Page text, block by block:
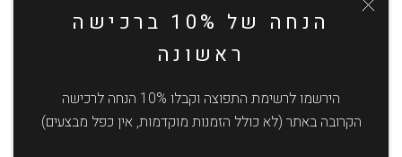
הנחה של 10% ברכישה
ראשונה
הירשמו לרשימת התפוצה וקבלו 10% הנחה לרכישה
הקרובה באתר (לא כולל הזמנות מוקדמות, אין כפל מבצעים)
לקבלת עדכונים על תקליטים חדשים ונדירים, מבצעים והטבות
בלעדיות (ללא כפל מבצעים, ללא הנחה על הזמנות מוקדמות)